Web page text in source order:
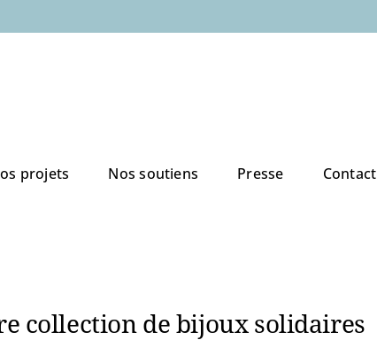
projets Nos soutiens Presse Contact
collection de bijoux solidaires